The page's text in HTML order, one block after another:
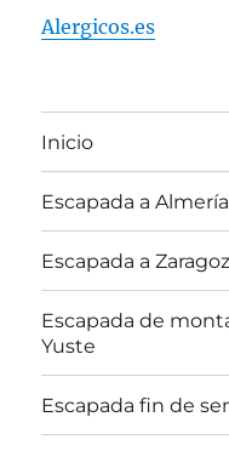
Alergicos.es
Inicio
Escapada a Almería
Escapada a
Escapada de
Yuste
Escapada fin de